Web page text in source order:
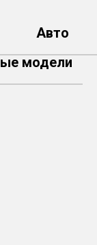
Авто
модели